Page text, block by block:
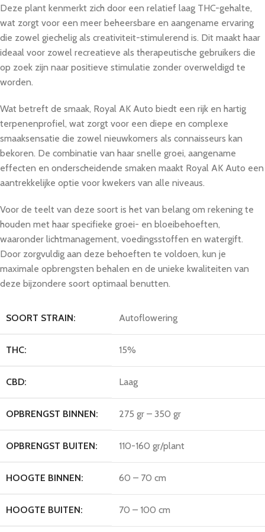
Deze plant kenmerkt zich door een relatief laag THC-gehalte,
wat zorgt voor een meer beheersbare en aangename ervaring
die zowel giechelig als creativiteit-stimulerend is. Dit maakt haar
ideaal voor zowel recreatieve als therapeutische gebruikers die
op zoek zijn naar positieve stimulatie zonder overweldigd te
worden.
Wat betreft de smaak, Royal AK Auto biedt een rijk en hartig
terpenenprofiel, wat zorgt voor een diepe en complexe
smaaksensatie die zowel nieuwkomers als connaisseurs kan
bekoren. De combinatie van haar snelle groei, aangename
effecten en onderscheidende smaken maakt Royal AK Auto een
aantrekkelijke optie voor kwekers van alle niveaus.
Voor de teelt van deze soort is het van belang om rekening te
houden met haar specifieke groei- en bloeibehoeften,
waaronder lichtmanagement, voedingsstoffen en watergift.
Door zorgvuldig aan deze behoeften te voldoen, kun je
maximale opbrengsten behalen en de unieke kwaliteiten van
deze bijzondere soort optimaal benutten.
SOORT STRAIN: Autoflowering
THC: 15%
CBD: Laag
OPBRENGST BINNEN: 275 gr – 350 gr
OPBRENGST BUITEN: 110-160 gr/plant
HOOGTE BINNEN: 60 – 70 cm
HOOGTE BUITEN: 70 – 100 cm